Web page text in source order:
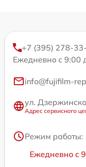
+7 (395) 278-
Ежедневно с 9:00
info@fujifilm-
ул.
Адрес сервисного
Режим работы:
Ежедневно с